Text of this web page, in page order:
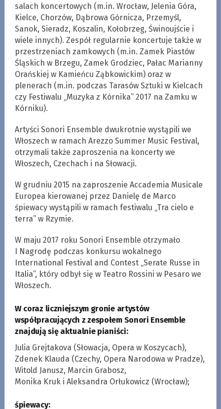
salach koncertowych (m.in. Wrocław, Jelenia Góra,
Kielce, Chorzów, Dąbrowa Górnicza, Przemyśl,
Sanok, Sieradz, Koszalin, Kołobrzeg, Świnoujście i
wiele innych). Zespół regularnie koncertuje także w
przestrzeniach zamkowych (m.in. Zamek Piastów
Śląskich w Brzegu, Zamek Grodziec, Pałac Marianny
Orańskiej w Kamieńcu Ząbkowickim) oraz w
plenerach (m.in. podczas Tarasów Sztuki w Kielcach
czy Festiwalu „Muzyka z Kórnika” 2017 na Zamku w
Kórniku).
Artyści Sonori Ensemble dwukrotnie wystąpili we
Włoszech w ramach Arezzo Summer Music Festival,
otrzymali także zaproszenia na koncerty we
Włoszech, Czechach i na Słowacji.
W grudniu 2015 na zaproszenie Accademia Musicale
Europea kierowanej przez Danielę de Marco
śpiewacy wystąpili w ramach festiwalu „Tra cielo e
terra” w Rzymie.
W maju 2017 roku Sonori Ensemble otrzymało
I Nagrodę podczas konkursu wokalnego
International Festival and Contest „Serate Russe in
Italia”, który odbył się w Teatro Rossini w Pesaro we
Włoszech.
W coraz liczniejszym gronie artystów
współpracujących z zespołem Sonori Ensemble
znajdują się aktualnie pianiści:
Julia Grejtakova (Słowacja, Opera w Koszycach),
Zdenek Klauda (Czechy, Opera Narodowa w Pradze),
Witold Janusz, Marcin Grabosz,
Monika Kruk i Aleksandra Orłukowicz (Wrocław);
śpiewacy: